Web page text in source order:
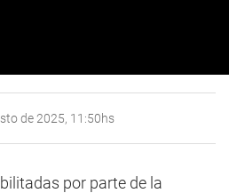
de 2025, 11:50hs
por parte de la